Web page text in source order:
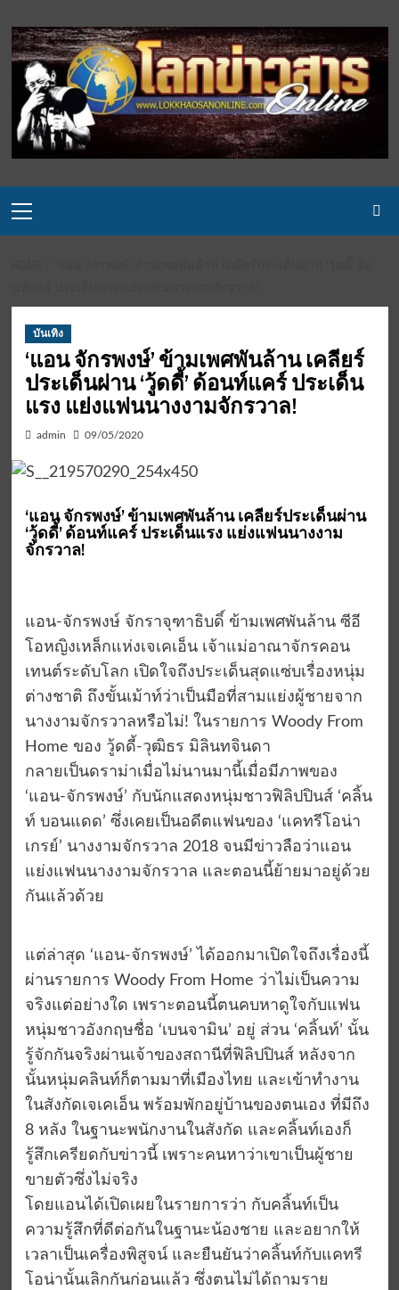
to
content
Menu
บันเทิง
‘แอน จักรพงษ์’ ข้ามเพศพันล้าน เคลียร์
ประเด็นผ่าน ‘วู้ดดี้’ ด้อนท์แคร์ ประเด็น
แรง แย่งแฟนนางงามจักรวาล!
admin 09/05/2020
‘แอน จักรพงษ์’ ข้ามเพศพันล้าน เคลียร์ประเด็นผ่าน
‘วู้ดดี้’ ด้อนท์แคร์ ประเด็นแรง แย่งแฟนนางงาม
จักรวาล!
แอน-จักรพงษ์ จักราจุฑาธิบดิ์ ข้ามเพศพันล้าน ซีอี
โอหญิงเหล็กแห่งเจเคเอ็น เจ้าแม่อาณาจักรคอน
เทนต์ระดับโลก เปิดใจถึงประเด็นสุดแซ่บเรื่องหนุ่ม
ต่างชาติ ถึงขั้นเม้าท์ว่าเป็นมือที่สามแย่งผู้ชายจาก
นางงามจักรวาลหรือไม่! ในรายการ Woody From
Home ของ วู้ดดี้-วุฒิธร มิลินทจินดา
กลายเป็นดราม่าเมื่อไม่นานมานี้เมื่อมีภาพของ
‘แอน-จักรพงษ์’ กับนักแสดงหนุ่มชาวฟิลิปปินส์ ‘คลิ้น
ท์ บอนแดด’ ซึ่งเคยเป็นอดีตแฟนของ ‘แคทรีโอน่า
เกรย์’ นางงามจักรวาล 2018 จนมีข่าวลือว่าแอน
แย่งแฟนนางงามจักรวาล และตอนนี้ย้ายมาอยู่ด้วย
กันแล้วด้วย
แต่ล่าสุด ‘แอน-จักรพงษ์’ ได้ออกมาเปิดใจถึงเรื่องนี้
ผ่านรายการ Woody From Home ว่าไม่เป็นความ
จริงแต่อย่างใด เพราะตอนนี้ตนคบหาดูใจกับแฟน
หนุ่มชาวอังกฤษชื่อ ‘เบนจามิน’ อยู่ ส่วน ‘คลิ้นท์’ นั้น
รู้จักกันจริงผ่านเจ้าของสถานีที่ฟิลิปปินส์ หลังจาก
นั้นหนุ่มคลินท์ก็ตามมาที่เมืองไทย และเข้าทำงาน
ในสังกัดเจเคเอ็น พร้อมพักอยู่บ้านของตนเอง ที่มีถึง
8 หลัง ในฐานะพนักงานในสังกัด และคลิ้นท์เองก็
รู้สึกเครียดกับข่าวนี้ เพราะคนหาว่าเขาเป็นผู้ชาย
ขายตัวซึ่งไม่จริง
โดยแอนได้เปิดเผยในรายการว่า กับคลิ้นท์เป็น
ความรู้สึกที่ดีต่อกันในฐานะน้องชาย และอยากให้
เวลาเป็นเครื่องพิสูจน์ และยืนยันว่าคลิ้นท์กับแคทรี
โอน่านั้นเลิกกันก่อนแล้ว ซึ่งตนไม่ได้ถามราย